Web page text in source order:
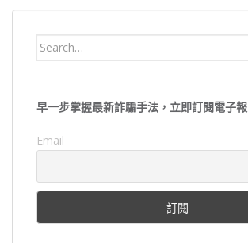
Search
早一步掌握最新詐騙手法，立即訂閱電子報
Email